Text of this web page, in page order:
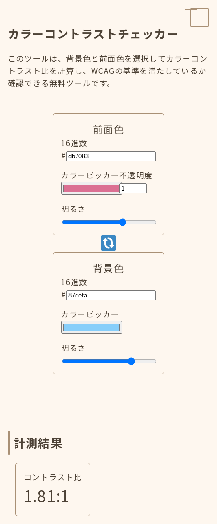
カラーコントラストチェッカー
このツールは、背景色と前面色を選択してカラーコン
トラスト比を計算し、WCAGの基準を満たしているか
確認できる無料ツールです。
前面色
16進数
#
カラーピッカー不透明度
明るさ
背景色
16進数
#
カラーピッカー
明るさ
計測結果
コントラスト比
1.81:1